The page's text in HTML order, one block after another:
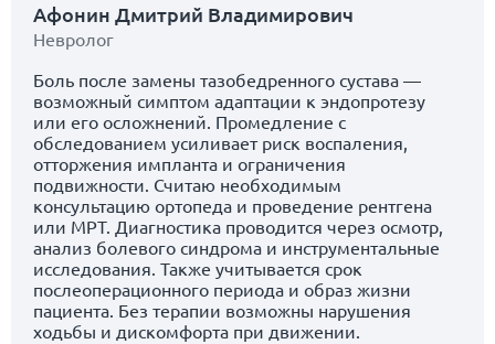
Афонин Дмитрий Владимирович
Невролог
Боль после замены тазобедренного сустава —
возможный симптом адаптации к эндопротезу
или его осложнений. Промедление с
обследованием усиливает риск воспаления,
отторжения импланта и ограничения
подвижности. Считаю необходимым
консультацию ортопеда и проведение рентгена
или МРТ. Диагностика проводится через осмотр,
анализ болевого синдрома и инструментальные
исследования. Также учитывается срок
послеоперационного периода и образ жизни
пациента. Без терапии возможны нарушения
ходьбы и дискомфорта при движении.